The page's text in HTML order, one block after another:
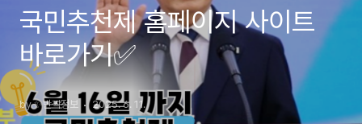
국민추천제 홈페이지 사이트
바로가기✅
by ✨반짝정보 2025. 6. 11.